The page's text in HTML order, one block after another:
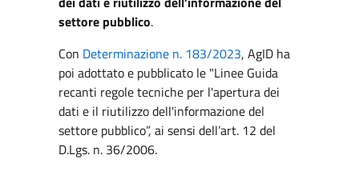
settore pubblico.
Con Determinazione n. 183/2023, AgID ha
poi adottato e pubblicato le "Linee Guida
recanti regole tecniche per l'apertura dei
dati e il riutilizzo dell'informazione del
settore pubblico”, ai sensi dell’art. 12 del
D.Lgs. n. 36/2006.